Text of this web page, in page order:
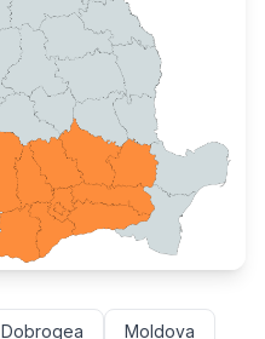
Dobrogea Moldova